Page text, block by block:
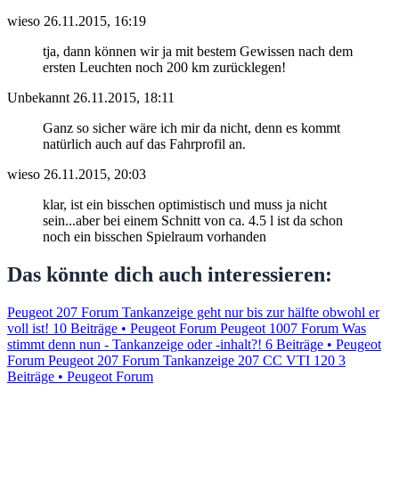
wieso 26.11.2015, 16:19
tja, dann können wir ja mit bestem Gewissen nach dem
ersten Leuchten noch 200 km zurücklegen!
Unbekannt 26.11.2015, 18:11
Ganz so sicher wäre ich mir da nicht, denn es kommt
natürlich auch auf das Fahrprofil an.
wieso 26.11.2015, 20:03
klar, ist ein bisschen optimistisch und muss ja nicht
sein...aber bei einem Schnitt von ca. 4.5 l ist da schon
noch ein bisschen Spielraum vorhanden
Das könnte dich auch interessieren:
Peugeot 207 Forum Tankanzeige geht nur bis zur hälfte obwohl er
voll ist! 10 Beiträge • Peugeot Forum Peugeot 1007 Forum Was
stimmt denn nun - Tankanzeige oder -inhalt?! 6 Beiträge • Peugeot
Forum Peugeot 207 Forum Tankanzeige 207 CC VTI 120 3
Beiträge • Peugeot Forum